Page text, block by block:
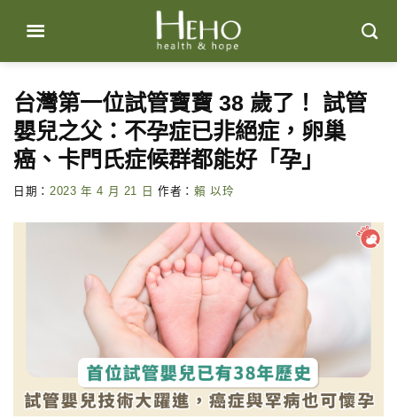
content
台灣第一位試管寶寶 38 歲了！ 試管
嬰兒之父：不孕症已非絕症，卵巢
癌、卡門氏症候群都能好「孕」
日期： 2023 年 4 月 21 日 作者： 賴 以玲